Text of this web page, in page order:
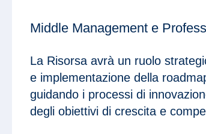
Middle Management e
La Risorsa avrà un ruolo
e implementazione della
guidando i processi di
degli obiettivi di crescita e